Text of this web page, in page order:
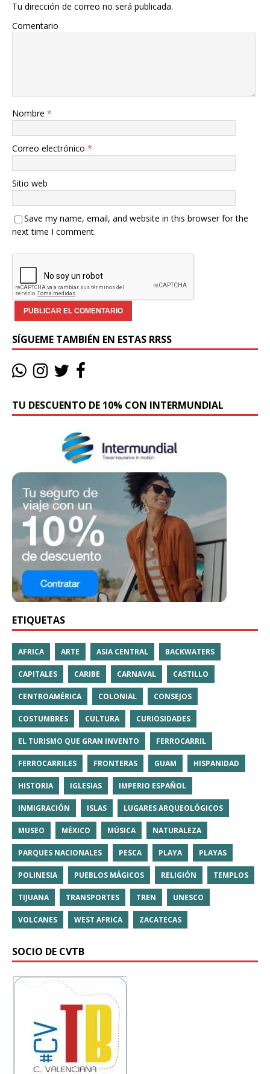
Tu dirección de correo no será publicada.
Comentario
Nombre *
Correo electrónico *
Sitio web
Save my name, email, and website in this browser for the
next time I comment.
SÍGUEME TAMBIÉN EN ESTAS RRSS
TU DESCUENTO DE 10% CON INTERMUNDIAL
ETIQUETAS
AFRICA ARTE ASIA CENTRAL BACKWATERS
CAPITALES CARIBE CARNAVAL CASTILLO
CENTROAMÉRICA COLONIAL CONSEJOS
COSTUMBRES CULTURA CURIOSIDADES
EL TURISMO QUE GRAN INVENTO FERROCARRIL
FERROCARRILES FRONTERAS GUAM HISPANIDAD
HISTORIA IGLESIAS IMPERIO ESPAÑOL
INMIGRACIÓN ISLAS LUGARES ARQUEOLÓGICOS
MUSEO MÉXICO MÚSICA NATURALEZA
PARQUES NACIONALES PESCA PLAYA PLAYAS
POLINESIA PUEBLOS MÁGICOS RELIGIÓN TEMPLOS
TIJUANA TRANSPORTES TREN UNESCO
VOLCANES WEST AFRICA ZACATECAS
SOCIO DE CVTB